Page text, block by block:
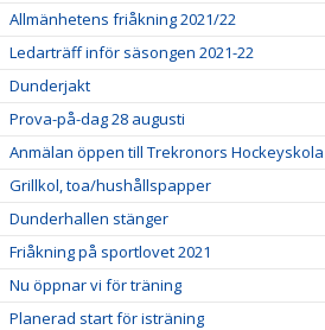
Allmänhetens friåkning 2021/22
Ledarträff inför säsongen 2021-22
Dunderjakt
Prova-på-dag 28 augusti
Anmälan öppen till Trekronors Hockeyskola
Grillkol, toa/hushållspapper
Dunderhallen stänger
Friåkning på sportlovet 2021
Nu öppnar vi för träning
Planerad start för isträning